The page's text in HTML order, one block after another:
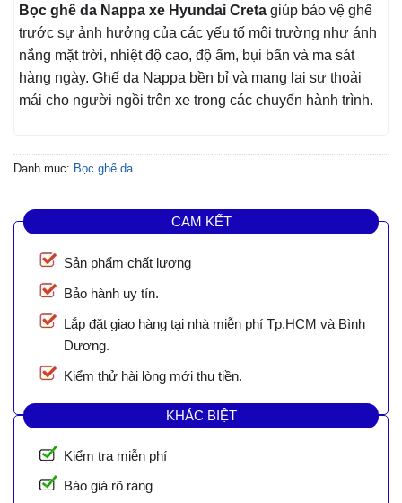
Bọc ghế da Nappa xe Hyundai Creta giúp bảo vệ ghế
trước sự ảnh hưởng của các yếu tố môi trường như ánh
nắng mặt trời, nhiệt độ cao, độ ẩm, bụi bẩn và ma sát
hàng ngày. Ghế da Nappa bền bỉ và mang lại sự thoải
mái cho người ngồi trên xe trong các chuyến hành trình.
Danh mục: Bọc ghế da
CAM KẾT
Sản phẩm chất lượng
Bảo hành uy tín.
Lắp đặt giao hàng tại nhà miễn phí Tp.HCM và Bình
Dương.
Kiểm thử hài lòng mới thu tiền.
KHÁC BIỆT
Kiểm tra miễn phí
Báo giá rõ ràng